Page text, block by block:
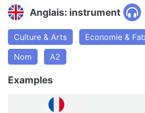
Anglais: instrument
Culture & Arts
Economie &
Nom
A2
Examples